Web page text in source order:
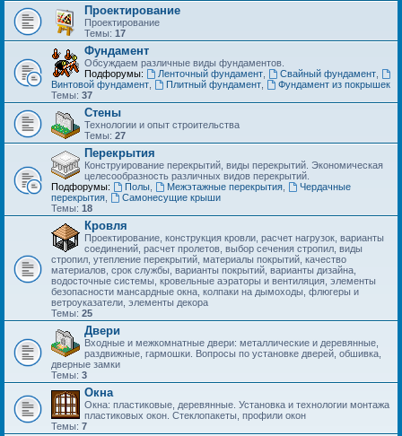
Проектирование
Проектирование
Темы: 17
Фундамент
Обсуждаем различные виды фундаментов.
Подфорумы:
Ленточный фундамент, Свайный фундамент,
Винтовой фундамент
Плитный фундамент,
Фундамент из покрышек
Темы: 37
Стены
Технологии и опыт строительства
Темы: 27
Перекрытия
Конструирование перекрытий, виды перекрытий. Экономическая
целесообразность различных видов перекрытий.
Подфорумы:
Полы, Межэтажные перекрытия,
Чердачные
перекрытия
Самонесущие крыши
Темы: 18
Кровля
Проектирование, конструкция кровли, расчет нагрузок, варианты
соединений, расчет пролетов, выбор сечения стропил, виды
стропил, утепление перекрытий, материалы покрытий, качество
материалов, срок службы, варианты покрытий, варианты дизайна,
водосточные системы, кровельные аэраторы и вентиляция, элементы
безопасности мансардные окна, колпаки на дымоходы, флюгеры и
ветроуказатели, элементы декора
Темы: 25
Двери
Входные и межкомнатные двери: металлические и деревянные,
раздвижные, гармошки. Вопросы по установке дверей, обшивка,
дверные замки
Темы: 3
Окна
Окна: пластиковые, деревянные. Установка и технологии монтажа
пластиковых окон. Стеклопакеты, профили окон
Темы: 7